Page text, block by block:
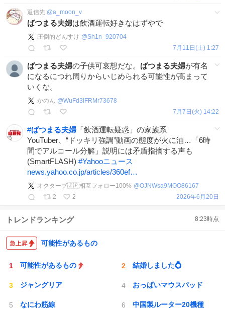
返信先:@a_moon_v
ばつまる夫婦は飲酒運転好きなはずやで
圧倒的どんすけ @Sh1n_920704
7月11日(土) 1:27
ばつまる夫婦の子供可哀想だな。 ばつまる夫婦が有名
になるにつれ周りからいじめられる可能性が高まって
いくな。
かのん @WuFd3IFRMr73678
7月7日(火) 14:22
#ばつまる夫婦 「飲酒運転疑惑」の家族系
YouTuber、“ドッキリ強調”動画の態度が火に油…「6時
間でアルコール分解」説明には矛盾指摘する声も
(SmartFLASH) #Yahooニュース
news.yahoo.co.jp/articles/360ef…
オクターブ🇯🇵相互フォロー100% @OJNWsa9MOO86167
2
2 2026年6月20日
トレンドランキング 8:23時点
可能性があるもの
可能性があるもの 結婚しました💍
ジャングリア おっぱいマウスパッド
なにわ筋線 中国製ルーター20機種